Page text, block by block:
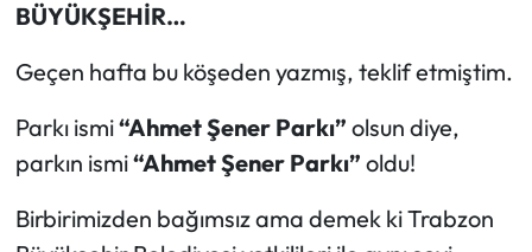
BÜYÜKŞEHİR…
Geçen hafta bu köşeden yazmış, teklif etmiştim.
Parkı ismi“Ahmet Şener Parkı” olsun diye,
parkın ismi“Ahmet Şener Parkı” oldu!
Birbirimizden bağımsız ama demek ki Trabzon